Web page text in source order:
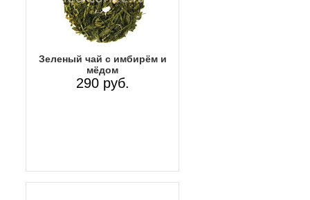
Зеленый чай с имбирём и
мёдом
290 руб.